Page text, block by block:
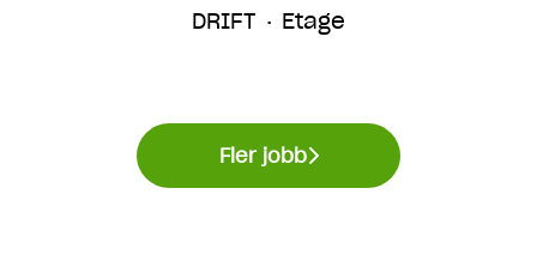
DRIFT · Etage
Fler jobb